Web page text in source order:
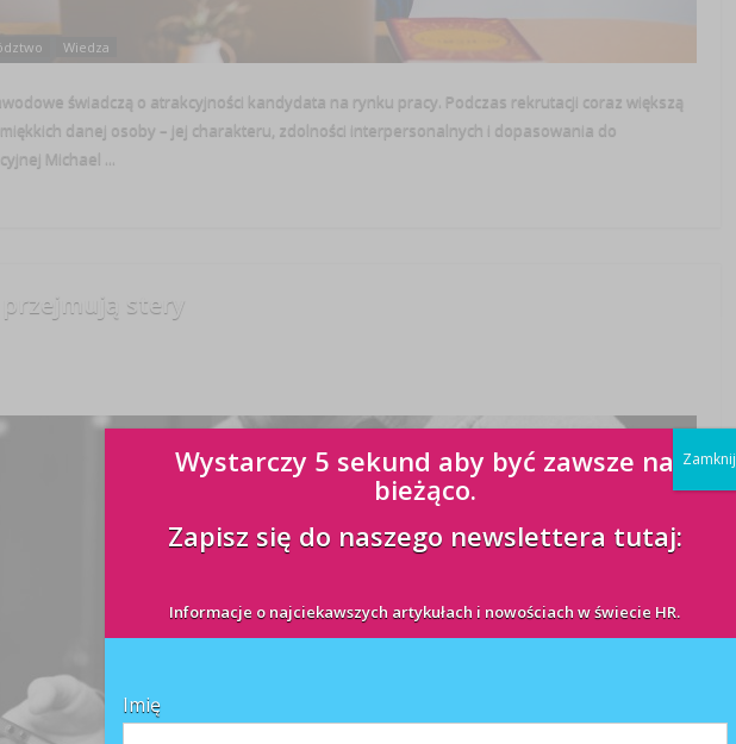
Wiedza
świadczą o atrakcyjności kandydata na rynku pracy. Podczas rekrutacji coraz większą
danej osoby – jej charakteru, zdolności interpersonalnych i dopasowania do
Michael ...
stery
Wystarczy 5 sekund aby być zawsze na
bieżąco.
Zapisz się do naszego newslettera tutaj:
Informacje o najciekawszych artykułach i nowościach w świecie HR.
Imię
Zamknij